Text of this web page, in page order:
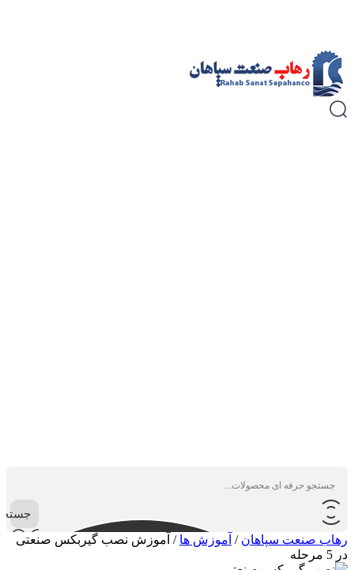
رهاب صنعت سپاهان / آموزش ها / آموزش نصب گیربکس صنعتی
در 5 مرحله